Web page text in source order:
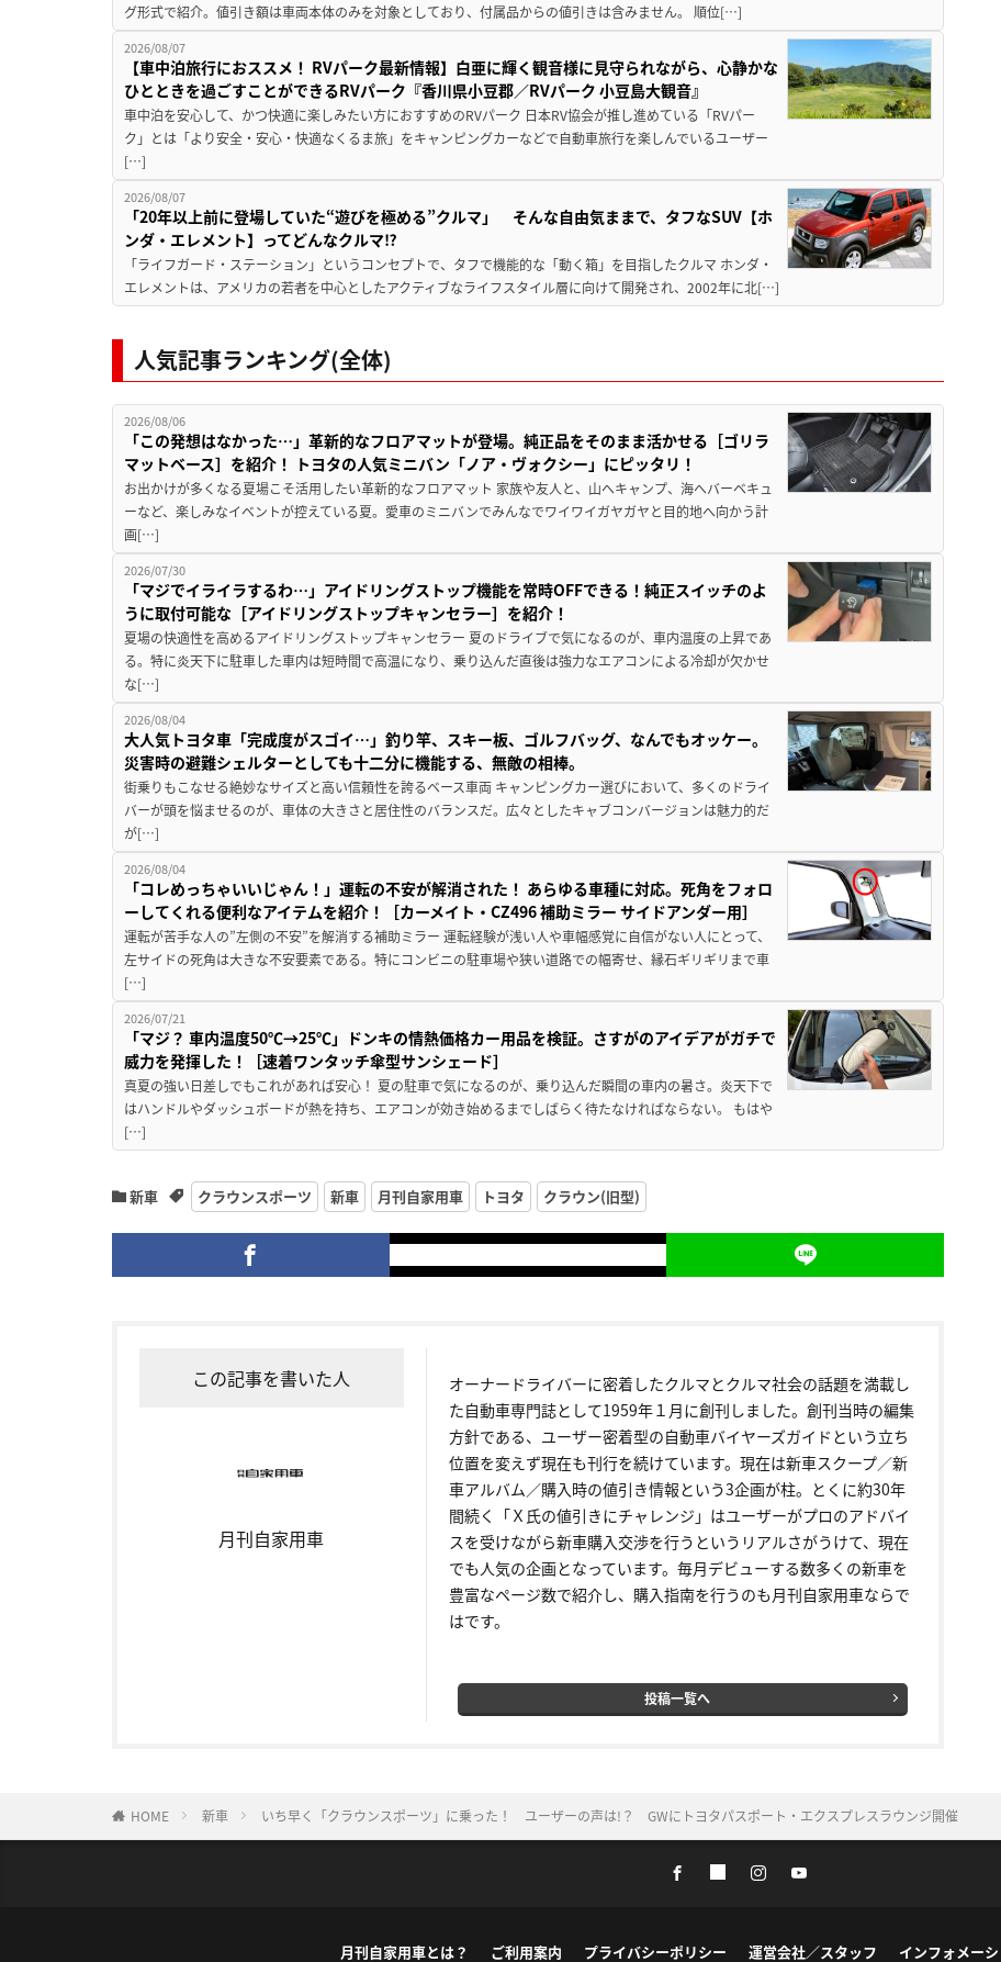
グ形式で紹介。値引き額は車両本体のみを対象としており、付属品からの値引きは含みません。 順位[…]
2026/08/07
【車中泊旅行におススメ！ RVパーク最新情報】白亜に輝く観音様に見守られながら、心静かな
ひとときを過ごすことができるRVパーク『香川県小豆郡／RVパーク 小豆島大観音』
車中泊を安心して、かつ快適に楽しみたい方におすすめのRVパーク 日本RV協会が推し進めている「RVパー
ク」とは「より安全・安心・快適なくるま旅」をキャンピングカーなどで自動車旅行を楽しんでいるユーザー
[…]
2026/08/07
「20年以上前に登場していた“遊びを極める”クルマ」 そんな自由気ままで、タフなSUV【ホ
ンダ・エレメント】ってどんなクルマ⁉︎
「ライフガード・ステーション」というコンセプトで、タフで機能的な「動く箱」を目指したクルマ ホンダ・
エレメントは、アメリカの若者を中心としたアクティブなライフスタイル層に向けて開発され、2002年に北[…]
人気記事ランキング(全体)
2026/08/06
「この発想はなかった…」革新的なフロアマットが登場。純正品をそのまま活かせる［ゴリラ
マットベース］を紹介！ トヨタの人気ミニバン「ノア・ヴォクシー」にピッタリ！
お出かけが多くなる夏場こそ活用したい革新的なフロアマット 家族や友人と、山へキャンプ、海へバーベキュ
ーなど、楽しみなイベントが控えている夏。愛車のミニバンでみんなでワイワイガヤガヤと目的地へ向かう計
画[…]
2026/07/30
「マジでイライラするわ…」アイドリングストップ機能を常時OFFできる！純正スイッチのよ
うに取付可能な［アイドリングストップキャンセラー］を紹介！
夏場の快適性を高めるアイドリングストップキャンセラー 夏のドライブで気になるのが、車内温度の上昇であ
る。特に炎天下に駐車した車内は短時間で高温になり、乗り込んだ直後は強力なエアコンによる冷却が欠かせ
な[…]
2026/08/04
大人気トヨタ車「完成度がスゴイ…」釣り竿、スキー板、ゴルフバッグ、なんでもオッケー。
災害時の避難シェルターとしても十二分に機能する、無敵の相棒。
街乗りもこなせる絶妙なサイズと高い信頼性を誇るベース車両 キャンピングカー選びにおいて、多くのドライ
バーが頭を悩ませるのが、車体の大きさと居住性のバランスだ。広々としたキャブコンバージョンは魅力的だ
が[…]
2026/08/04
「コレめっちゃいいじゃん！」運転の不安が解消された！ あらゆる車種に対応。死角をフォロ
ーしてくれる便利なアイテムを紹介！［カーメイト・CZ496 補助ミラー サイドアンダー用］
運転が苦手な人の”左側の不安”を解消する補助ミラー 運転経験が浅い人や車幅感覚に自信がない人にとって、
左サイドの死角は大きな不安要素である。特にコンビニの駐車場や狭い道路での幅寄せ、縁石ギリギリまで車
[…]
2026/07/21
「マジ？ 車内温度50℃→25℃」ドンキの情熱価格カー用品を検証。さすがのアイデアがガチで
威力を発揮した！［速着ワンタッチ傘型サンシェード］
真夏の強い日差しでもこれがあれば安心！ 夏の駐車で気になるのが、乗り込んだ瞬間の車内の暑さ。炎天下で
はハンドルやダッシュボードが熱を持ち、エアコンが効き始めるまでしばらく待たなければならない。 もはや
[…]
新車 クラウンスポーツ 新車 月刊自家用車 トヨタ クラウン(旧型)
この記事を書いた人
月刊自家用車
オーナードライバーに密着したクルマとクルマ社会の話題を満載し
た自動車専門誌として1959年１月に創刊しました。創刊当時の編集
方針である、ユーザー密着型の自動車バイヤーズガイドという立ち
位置を変えず現在も刊行を続けています。現在は新車スクープ／新
車アルバム／購入時の値引き情報という3企画が柱。とくに約30年
間続く「Ｘ氏の値引きにチャレンジ」はユーザーがプロのアドバイ
スを受けながら新車購入交渉を行うというリアルさがうけて、現在
でも人気の企画となっています。毎月デビューする数多くの新車を
豊富なページ数で紹介し、購入指南を行うのも月刊自家用車ならで
はです。
投稿一覧へ
HOME 新車 いち早く「クラウンスポーツ」に乗った！ ユーザーの声は!？ GWにトヨタパスポート・エクスプレスラウンジ開催
月刊自家用車とは？ ご利用案内 プライバシーポリシー 運営会社／スタッフ インフォメー